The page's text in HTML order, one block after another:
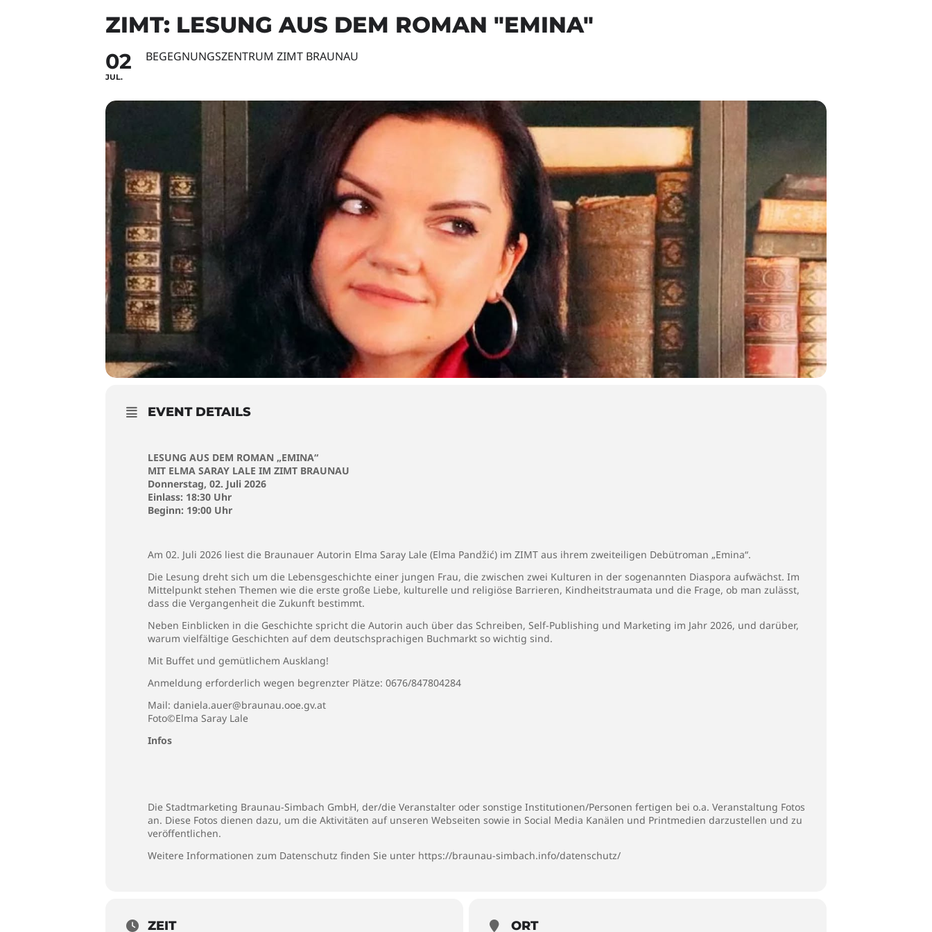
ZIMT: LESUNG AUS DEM ROMAN "EMINA"
02
JUL.
BEGEGNUNGSZENTRUM ZIMT BRAUNAU
EVENT DETAILS
LESUNG AUS DEM ROMAN „EMINA“
MIT ELMA SARAY LALE IM ZIMT BRAUNAU
Donnerstag, 02. Juli 2026
Einlass: 18:30 Uhr
Beginn: 19:00 Uhr
Am 02. Juli 2026 liest die Braunauer Autorin Elma Saray Lale (Elma Pandžić) im ZIMT aus ihrem zweiteiligen Debütroman „Emina“.
Die Lesung dreht sich um die Lebensgeschichte einer jungen Frau, die zwischen zwei Kulturen in der sogenannten Diaspora aufwächst. Im
Mittelpunkt stehen Themen wie die erste große Liebe, kulturelle und religiöse Barrieren, Kindheitstraumata und die Frage, ob man zulässt,
dass die Vergangenheit die Zukunft bestimmt.
Neben Einblicken in die Geschichte spricht die Autorin auch über das Schreiben, Self-Publishing und Marketing im Jahr 2026, und darüber,
warum vielfältige Geschichten auf dem deutschsprachigen Buchmarkt so wichtig sind.
Mit Buffet und gemütlichem Ausklang!
Anmeldung erforderlich wegen begrenzter Plätze: 0676/847804284
Mail: daniela.auer@braunau.ooe.gv.at
Foto©Elma Saray Lale
Infos
Die Stadtmarketing Braunau-Simbach GmbH, der/die Veranstalter oder sonstige Institutionen/Personen fertigen bei o.a. Veranstaltung Fotos
an. Diese Fotos dienen dazu, um die Aktivitäten auf unseren Webseiten sowie in Social Media Kanälen und Printmedien darzustellen und zu
veröffentlichen.
Weitere Informationen zum Datenschutz finden Sie unter https://braunau-simbach.info/datenschutz/
ZEIT ORT